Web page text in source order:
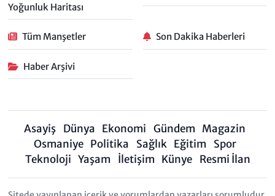
Yoğunluk Haritası
Tüm Manşetler Son Dakika Haberleri
Haber Arşivi
Asayiş Dünya Ekonomi Gündem Magazin
Osmaniye Politika Sağlık Eğitim
Spor
Teknoloji Yaşam İletişim Künye Resmi İlan